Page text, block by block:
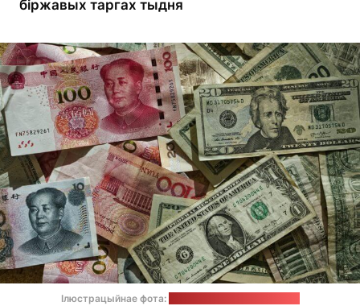
біржавых таргах тыдня
Ілюстрацыйнае фота: